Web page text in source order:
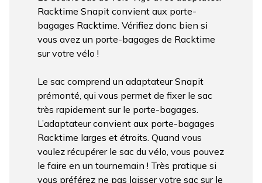
Racktime Snapit convient aux porte-
bagages Racktime. Vérifiez donc bien si
vous avez un porte-bagages de Racktime
sur votre vélo !
Le sac comprend un adaptateur Snapit
prémonté, qui vous permet de fixer le sac
très rapidement sur le porte-bagages.
L’adaptateur convient aux porte-bagages
Racktime larges et étroits. Quand vous
voulez récupérer le sac du vélo, vous pouvez
le faire en un tournemain ! Très pratique si
vous préférez ne pas laisser votre sac sur le